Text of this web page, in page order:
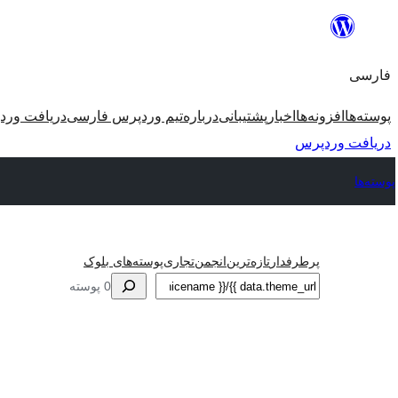
محتوا
فارسی
پوسته‌ها افزونه‌ها اخبار پشتیبانیدربارهتیم وردپرس فارسیدریافت
دریافت وردپرس
پوسته‌ها
پرطرفدار تازه‌ترینانجمنتجاریپوسته‌های بلوک
جستجو 0 پوسته